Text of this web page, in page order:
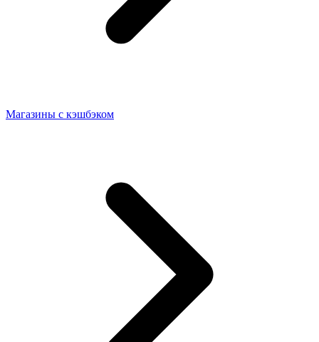
Магазины с кэшбэком